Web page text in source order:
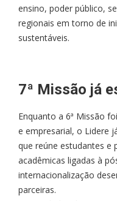
ensino, poder público,
regionais em torno de
sustentáveis.
7ª Missão já
Enquanto a 6ª Missão
e empresarial, o Lidere
que reúne estudantes e
acadêmicas ligadas à
internacionalização
parceiras.